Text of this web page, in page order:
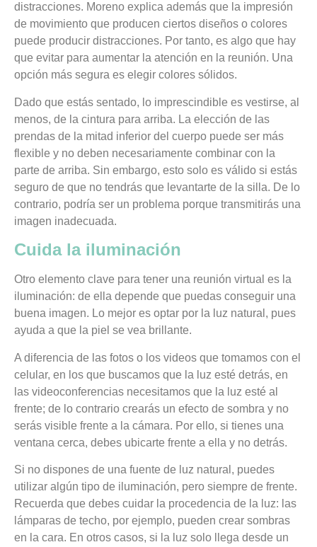
distracciones. Moreno explica además que la impresión
de movimiento que producen ciertos diseños o colores
puede producir distracciones. Por tanto, es algo que hay
que evitar para aumentar la atención en la reunión. Una
opción más segura es elegir colores sólidos.
Dado que estás sentado, lo imprescindible es vestirse, al
menos, de la cintura para arriba. La elección de las
prendas de la mitad inferior del cuerpo puede ser más
flexible y no deben necesariamente combinar con la
parte de arriba. Sin embargo, esto solo es válido si estás
seguro de que no tendrás que levantarte de la silla. De lo
contrario, podría ser un problema porque transmitirás una
imagen inadecuada.
Cuida la iluminación
Otro elemento clave para tener una reunión virtual es la
iluminación: de ella depende que puedas conseguir una
buena imagen. Lo mejor es optar por la luz natural, pues
ayuda a que la piel se vea brillante.
A diferencia de las fotos o los videos que tomamos con el
celular, en los que buscamos que la luz esté detrás, en
las videoconferencias necesitamos que la luz esté al
frente; de lo contrario crearás un efecto de sombra y no
serás visible frente a la cámara. Por ello, si tienes una
ventana cerca, debes ubicarte frente a ella y no detrás.
Si no dispones de una fuente de luz natural, puedes
utilizar algún tipo de iluminación, pero siempre de frente.
Recuerda que debes cuidar la procedencia de la luz: las
lámparas de techo, por ejemplo, pueden crear sombras
en la cara. En otros casos, si la luz solo llega desde un